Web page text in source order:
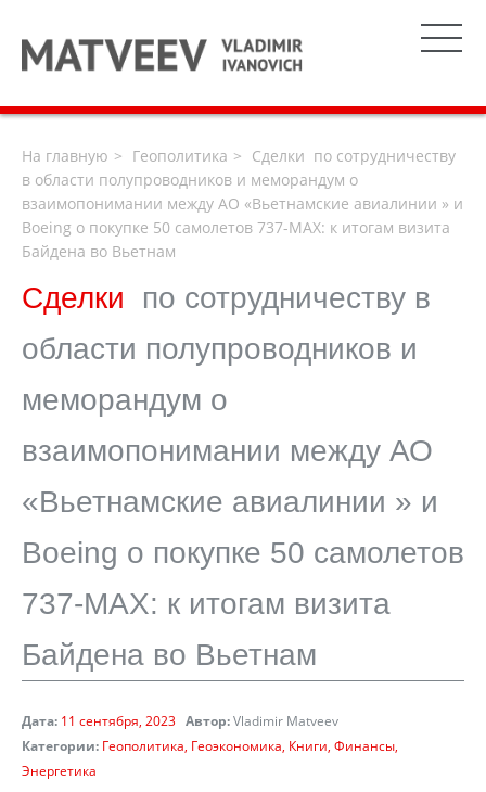
На главную Геополитика
Сделки по сотрудничеству
в области полупроводников и меморандум о
взаимопонимании между АО «Вьетнамские авиалинии » и
Boeing о покупке 50 самолетов 737-MAX: к итогам визита
Байдена во Вьетнам
Сделки по сотрудничеству в
области полупроводников и
меморандум о
взаимопонимании между АО
«Вьетнамские авиалинии » и
Boeing о покупке 50 самолетов
737-MAX: к итогам визита
Байдена во Вьетнам
Дата: 11 сентября, 2023 Автор:Vladimir Matveev
Категории: Геополитика Геоэкономика Книги Финансы
Энергетика